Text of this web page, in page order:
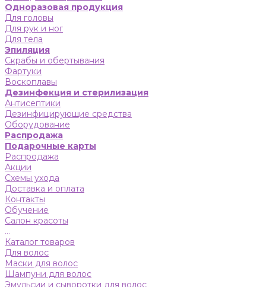
Одноразовая продукция
Для головы
Для рук и ног
Для тела
Эпиляция
Скрабы и обертывания
Фартуки
Воскоплавы
Дезинфекция и стерилизация
Антисептики
Дезинфицирующие средства
Оборудование
Распродажа
Подарочные карты
Распродажа
Акции
Схемы ухода
Доставка и оплата
Контакты
Обучение
Салон красоты
...
Каталог товаров
Для волос
Маски для волос
Шампуни для волос
Эмульсии и сыворотки для волос